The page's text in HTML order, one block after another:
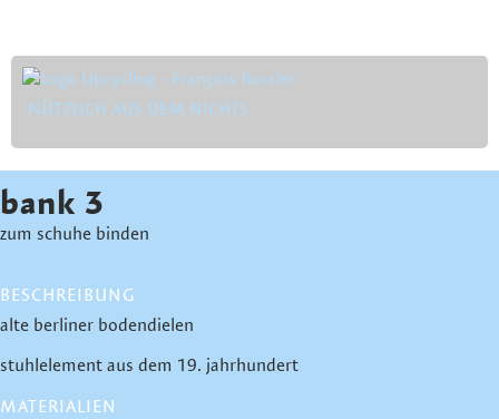
NÜTZLICH AUS DEM NICHTS
bank 3
zum schuhe binden
BESCHREIBUNG
alte berliner bodendielen
stuhlelement aus dem 19. jahrhundert
MATERIALIEN